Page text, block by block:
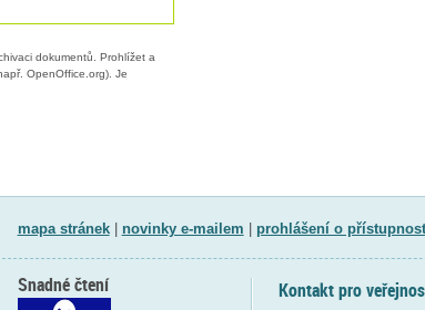
dokumentů. Prohlížet a
OpenOffice.org). Je
mapa stránek| novinky e-mailem prohlášení o
Kontakt pro
Snadné čtení